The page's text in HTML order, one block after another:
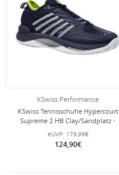
KSwiss Performance
KSwiss Tennisschuhe Hypercourt
Supreme 2 HB Clay/Sandplatz -
peacoatblau/weiss/limegrün Herren
eUVP: 179,99€
124,90€